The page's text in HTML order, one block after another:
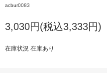
acbur0083
3,030円(税込3,333円)
在庫状況 在庫あり